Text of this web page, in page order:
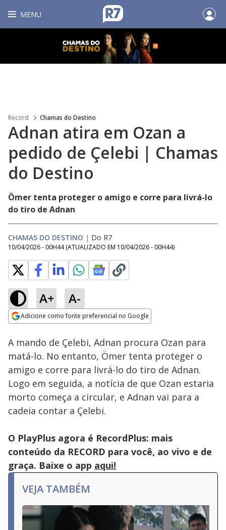
MENU
Record Chamas do Destino
Adnan atira em Ozan a
pedido de Çelebi | Chamas
do Destino
Ömer tenta proteger o amigo e corre para livrá-lo
do tiro de Adnan
CHAMAS DO DESTINO | Do R7
10/04/2026 - 00H44 (ATUALIZADO EM 10/04/2026 - 00H44)
A+ A-
Adicione como fonte preferencial no Google
Ativar
86.17%
A mando de Çelebi, Adnan procura Ozan para
matá-lo. No entanto, Ömer tenta proteger o
amigo e corre para livrá-lo do tiro de Adnan.
Logo em seguida, a notícia de que Ozan estaria
morto começa a circular, e Adnan vai para a
cadeia contar a Çelebi.
O PlayPlus agora é RecordPlus: mais
conteúdo da RECORD para você, ao vivo e de
graça. Baixe o app aqui!
VEJA TAMBÉM